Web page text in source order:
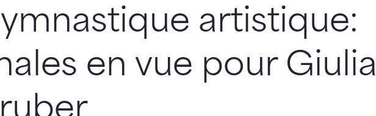
artistique:
en vue pour Giulia